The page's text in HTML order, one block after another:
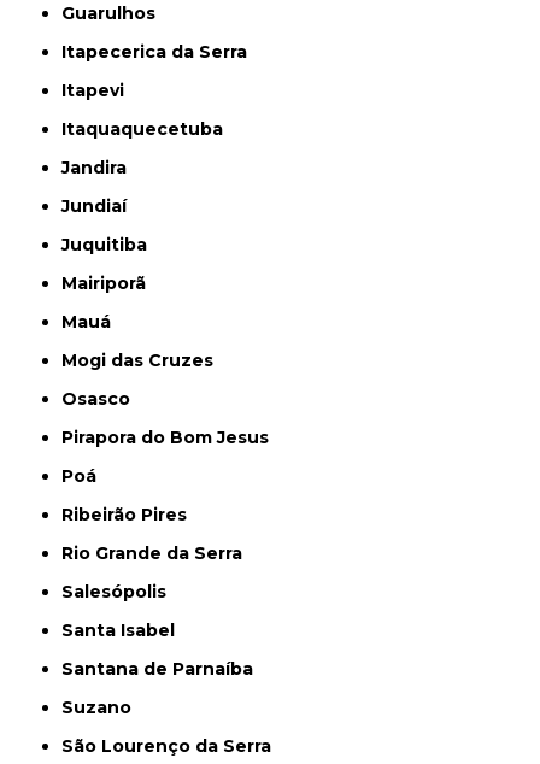
Guarulhos
Itapecerica da Serra
Itapevi
Itaquaquecetuba
Jandira
Jundiaí
Juquitiba
Mairiporã
Mauá
Mogi das Cruzes
Osasco
Pirapora do Bom Jesus
Poá
Ribeirão Pires
Rio Grande da Serra
Salesópolis
Santa Isabel
Santana de Parnaíba
Suzano
São Lourenço da Serra